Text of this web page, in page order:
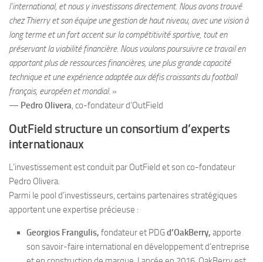
l’international, et nous y investissons directement. Nous avons trouvé
chez Thierry et son équipe une gestion de haut niveau, avec une vision à
long terme et un fort accent sur la compétitivité sportive, tout en
préservant la viabilité financière. Nous voulons poursuivre ce travail en
apportant plus de ressources financières, une plus grande capacité
technique et une expérience adaptée aux défis croissants du football
français, européen et mondial. »
— Pedro Olivera, co-fondateur d’OutField
OutField structure un consortium d’experts
internationaux
L’investissement est conduit par OutField et son co-fondateur
Pedro Olivera.
Parmi le pool d’investisseurs, certains partenaires stratégiques
apportent une expertise précieuse :
Georgios Frangulis, fondateur et PDGd’OakBerry, apporte
son savoir-faire international en développement d’entreprise